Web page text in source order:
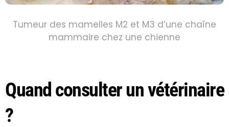
Tumeur des mamelles M2 et M3 d’une chaîne
mammaire chez une chienne
Quand consulter un vétérinaire
?